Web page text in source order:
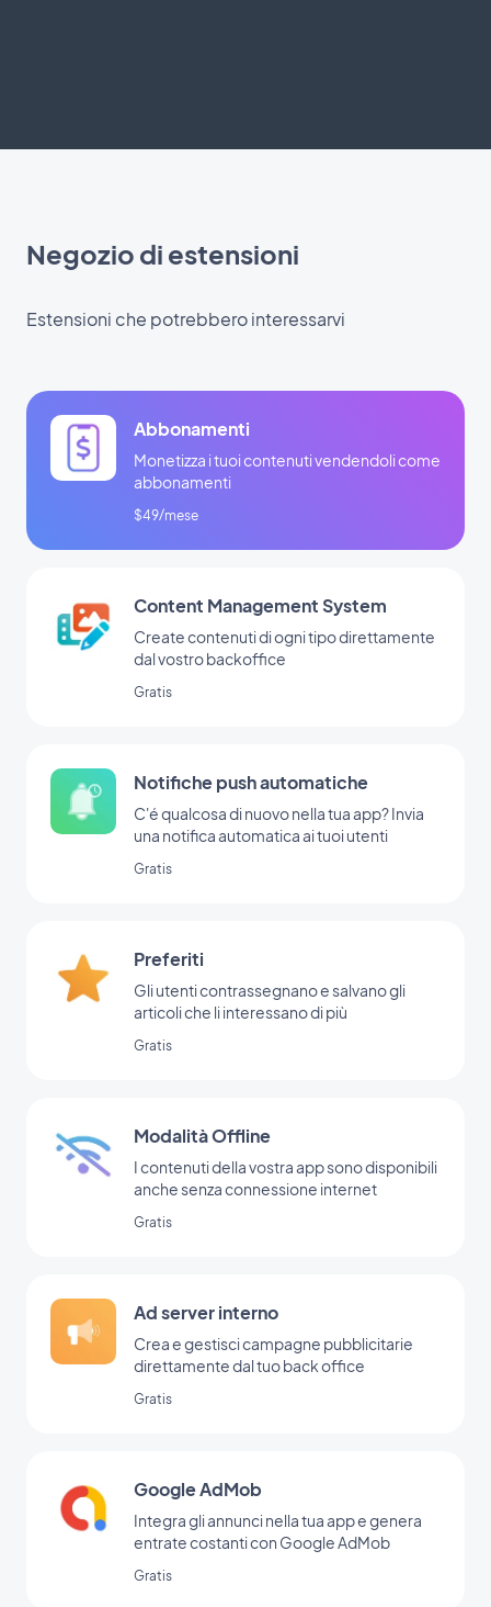
Negozio di estensioni
Estensioni che potrebbero interessarvi
Abbonamenti
Monetizza i tuoi contenuti vendendoli come
abbonamenti
$49/mese
Content Management System
Create contenuti di ogni tipo direttamente
dal vostro backoffice
Gratis
Notifiche push automatiche
C'é qualcosa di nuovo nella tua app? Invia
una notifica automatica ai tuoi utenti
Gratis
Preferiti
Gli utenti contrassegnano e salvano gli
articoli che li interessano di più
Gratis
Modalità Offline
I contenuti della vostra app sono disponibili
anche senza connessione internet
Gratis
Ad server interno
Crea e gestisci campagne pubblicitarie
direttamente dal tuo back office
Gratis
Google AdMob
Integra gli annunci nella tua app e genera
entrate costanti con Google AdMob
Gratis